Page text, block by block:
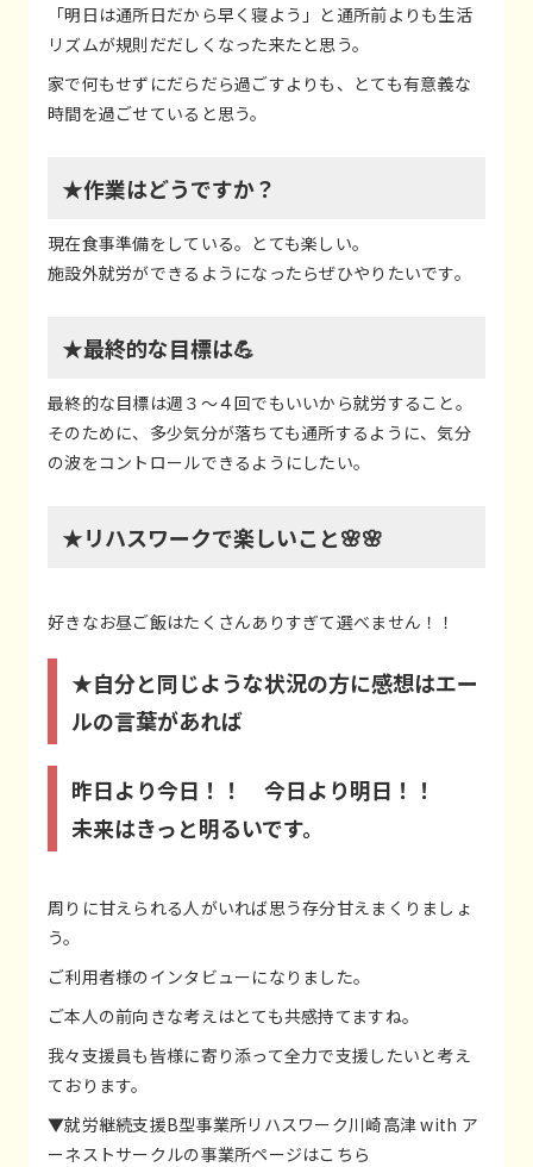
「明日は通所日だから早く寝よう」と通所前よりも生活
リズムが規則だだしくなった来たと思う。
家で何もせずにだらだら過ごすよりも、とても有意義な
時間を過ごせていると思う。
★作業はどうですか？
現在食事準備をしている。とても楽しい。
施設外就労ができるようになったらぜひやりたいです。
★最終的な目標は💪
最終的な目標は週３～４回でもいいから就労すること。
そのために、多少気分が落ちても通所するように、気分
の波をコントロールできるようにしたい。
★リハスワークで楽しいこと🌸🌸
好きなお昼ご飯はたくさんありすぎて選べません！！
★自分と同じような状況の方に感想はエー
ルの言葉があれば
昨日より今日！！ 今日より明日！！
未来はきっと明るいです。
周りに甘えられる人がいれば思う存分甘えまくりましょ
う。
ご利用者様のインタビューになりました。
ご本人の前向きな考えはとても共感持てますね。
我々支援員も皆様に寄り添って全力で支援したいと考え
ております。
▼就労継続支援B型事業所リハスワーク川崎高津 with ア
ーネストサークルの事業所ページはこちら